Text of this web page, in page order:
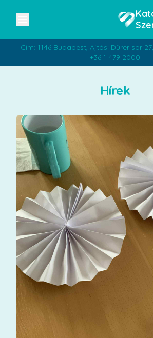
Cím: 1146 Budapest, Ajtósi Dürer sor
+36 1 479 2000
Hírek